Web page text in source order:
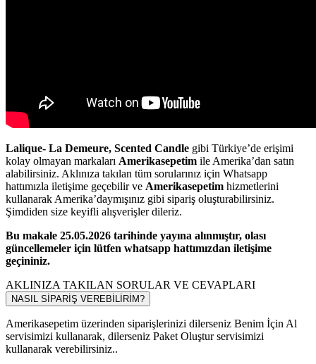
Lalique- La Demeure, Scented Candle gibi Türkiye’de erişimi
kolay olmayan markaları Amerikasepetim ile Amerika’dan satın
alabilirsiniz. Aklınıza takılan tüm sorularınız için Whatsapp
hattımızla iletişime geçebilir ve Amerikasepetim hizmetlerini
kullanarak Amerika’daymışınız gibi sipariş oluşturabilirsiniz.
Şimdiden size keyifli alışverişler dileriz.
Bu makale 25.05.2026 tarihinde yayına alınmıştır, olası
güncellemeler için lütfen whatsapp hattımızdan iletişime
geçininiz.
AKLINIZA TAKILAN SORULAR VE CEVAPLARI
NASIL SİPARİŞ VEREBİLİRİM?
Amerikasepetim üzerinden siparişlerinizi dilerseniz Benim İçin Al
servisimizi kullanarak, dilerseniz Paket Oluştur servisimizi
kullanarak verebilirsiniz..